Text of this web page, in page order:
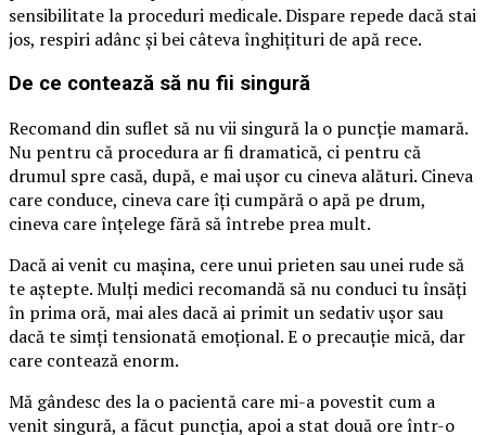
sensibilitate la proceduri medicale. Dispare repede dacă stai
jos, respiri adânc și bei câteva înghițituri de apă rece.
De ce contează să nu fii singură
Recomand din suflet să nu vii singură la o puncție mamară.
Nu pentru că procedura ar fi dramatică, ci pentru că
drumul spre casă, după, e mai ușor cu cineva alături. Cineva
care conduce, cineva care îți cumpără o apă pe drum,
cineva care înțelege fără să întrebe prea mult.
Dacă ai venit cu mașina, cere unui prieten sau unei rude să
te aștepte. Mulți medici recomandă să nu conduci tu însăți
în prima oră, mai ales dacă ai primit un sedativ ușor sau
dacă te simți tensionată emoțional. E o precauție mică, dar
care contează enorm.
Mă gândesc des la o pacientă care mi-a povestit cum a
venit singură, a făcut puncția, apoi a stat două ore într-o